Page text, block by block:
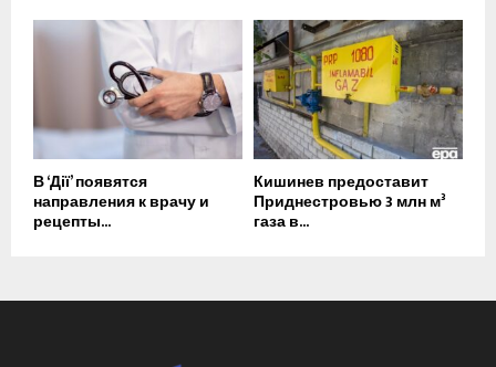
В ‘Дії’ появятся
направления к врачу и
рецепты...
Кишинев предоставит
Приднестровью 3 млн м³
газа в...